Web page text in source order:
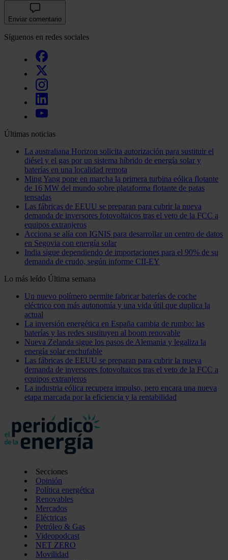
Enviar comentario
Síguenos en redes sociales
Últimas noticias
La australiana Horizon solicita autorización para sustituir el
diésel y el gas por un sistema híbrido de energía solar y
baterías en una localidad remota
Ming Yang pone en marcha la primera turbina eólica flotante
de 16 MW del mundo sobre plataforma flotante de patas
tensadas
Las fábricas de EEUU se preparan para cubrir la nueva
demanda de inversores fotovoltaicos tras el veto de la FCC a
equipos extranjeros
Acciona se alía con IGNIS para desarrollar un centro de datos
en Segovia con energía solar
India sigue dependiendo de importaciones para el 90% de su
demanda de crudo, según informe CII-EY
Lo más leído Última semana
Un nuevo polímero permite fabricar baterías de coche
eléctrico con más autonomía y una vida útil que duplica la
actual
La inversión energética en España cambia de rumbo: las
baterías y las redes sustituyen al boom renovable
Nueva Zelanda sigue los pasos de Alemania y legaliza la
energía solar enchufable
Las fábricas de EEUU se preparan para cubrir la nueva
demanda de inversores fotovoltaicos tras el veto de la FCC a
equipos extranjeros
La industria eólica recupera impulso, pero encara una nueva
etapa marcada por la eficiencia y la rentabilidad
Secciones
Opinión
Política energética
Renovables
Mercados
Eléctricas
Petróleo & Gas
Videopodcast
NET ZERO
Movilidad